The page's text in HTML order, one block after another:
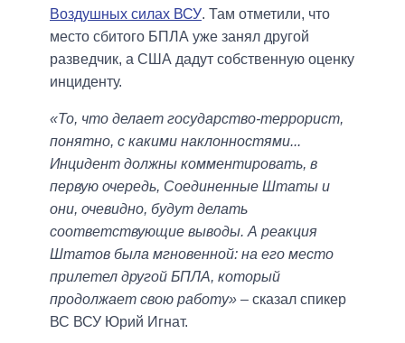
Воздушных силах ВСУ. Там отметили, что
место сбитого БПЛА уже занял другой
разведчик, а США дадут собственную оценку
инциденту.
«То, что делает государство-террорист,
понятно, с какими наклонностями...
Инцидент должны комментировать, в
первую очередь, Соединенные Штаты и
они, очевидно, будут делать
соответствующие выводы. А реакция
Штатов была мгновенной: на его место
прилетел другой БПЛА, который
продолжает свою работу» – сказал спикер
ВС ВСУ Юрий Игнат.